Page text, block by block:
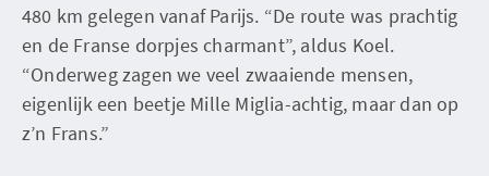
480 km gelegen vanaf Parijs. “De route was prachtig
en de Franse dorpjes charmant”, aldus Koel.
“Onderweg zagen we veel zwaaiende mensen,
eigenlijk een beetje Mille Miglia-achtig, maar dan op
z’n Frans.”